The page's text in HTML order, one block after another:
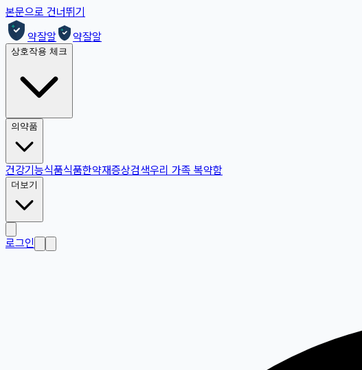
본문으로 건너뛰기
약잘알
약잘알
상호작용 체크
의약품
건강기능식품식품한약재증상검색우리 가족 복약함
더보기
로그인